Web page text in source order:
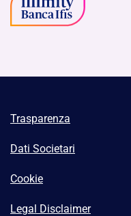
Trasparenza
Dati Societari
Cookie
Legal Disclaimer